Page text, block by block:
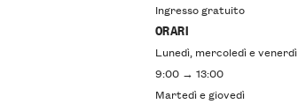
Ingresso gratuito
ORARI
Lunedì, mercoledì e venerdì
9:00 → 13:00
Martedì e giovedì